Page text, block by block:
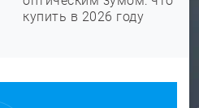
купить в 2026 году